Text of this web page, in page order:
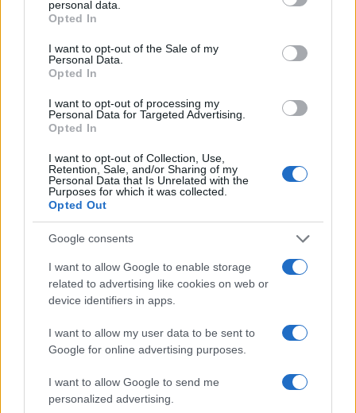
grant or deny consent to Google and its third-party tags to
use your data for below specified purposes in below Google
consent section.
personal data.
Opted In
I want to opt-out of the Sale of my
Personal Data.
Opted In
I want to opt-out of processing my
Personal Data for Targeted Advertising.
Opted In
I want to opt-out of Collection, Use,
Retention, Sale, and/or Sharing of my
Personal Data that Is Unrelated with the
Purposes for which it was collected.
Opted Out
Google consents
I want to allow Google to enable storage
related to advertising like cookies on web or
device identifiers in apps.
I want to allow my user data to be sent to
Google for online advertising purposes.
I want to allow Google to send me
personalized advertising.
részletek és egyéb izgalmas tippek heti
SZEMPONT
Nagyhét a kertben
A liturgikus év talán legmélyebb pontja ez a néhány nap,
amikor a keresztény világ lassít, hallgat, és számot vet
önmagával. A kertben ilyenkor két csöndben állsz
egyszerre: a földében és az Istenében.
Hírmozaik – március 30.
Táncháztalálkozó, veszprémi várnegyed, diákfilmteszt,
oroszlánkirály a Margitszigeten.
PROGRAM